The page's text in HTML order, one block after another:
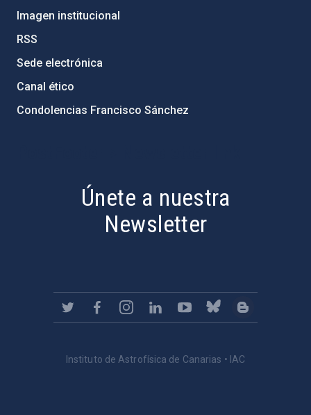
Imagen institucional
RSS
Sede electrónica
Canal ético
Condolencias Francisco Sánchez
Únete a nuestra
Newsletter
Instituto de Astrofísica de Canarias • IAC